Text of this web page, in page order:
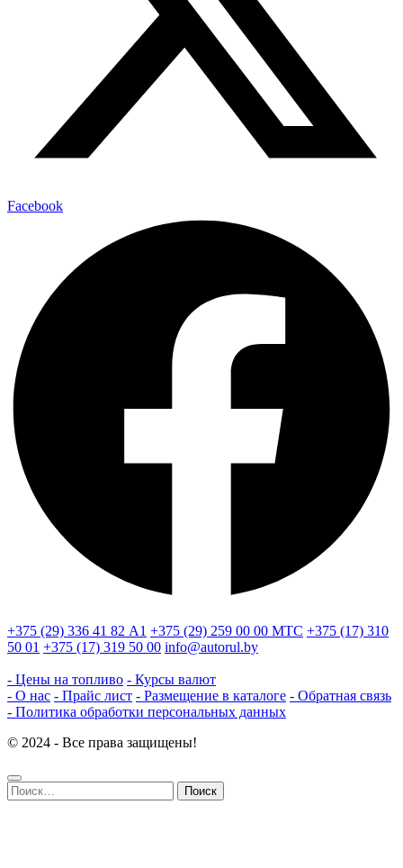
Facebook
+375 (29) 336 41 82 А1 +375 (29) 259 00 00 МТС +375 (17) 310
50 01 +375 (17) 319 50 00 info@autorul.by
- Цены на топливо - Курсы валют
- О нас - Прайс лист - Размещение в каталоге - Обратная связь
- Политика обработки персональных данных
© 2024 - Все права защищены!
Найти: